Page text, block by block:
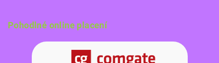
Pohodlné online placení